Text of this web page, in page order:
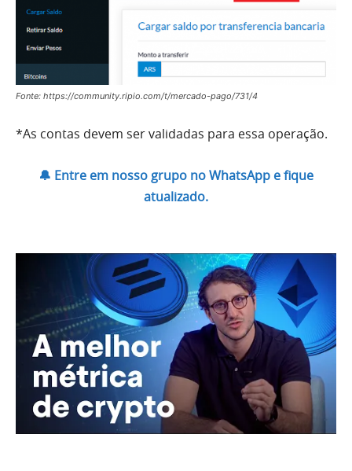
Fonte: https://community.ripio.com/t/mercado-pago/731/4
*As contas devem ser validadas para essa operação.
🔔 Entre em nosso grupo no WhatsApp e fique
atualizado.